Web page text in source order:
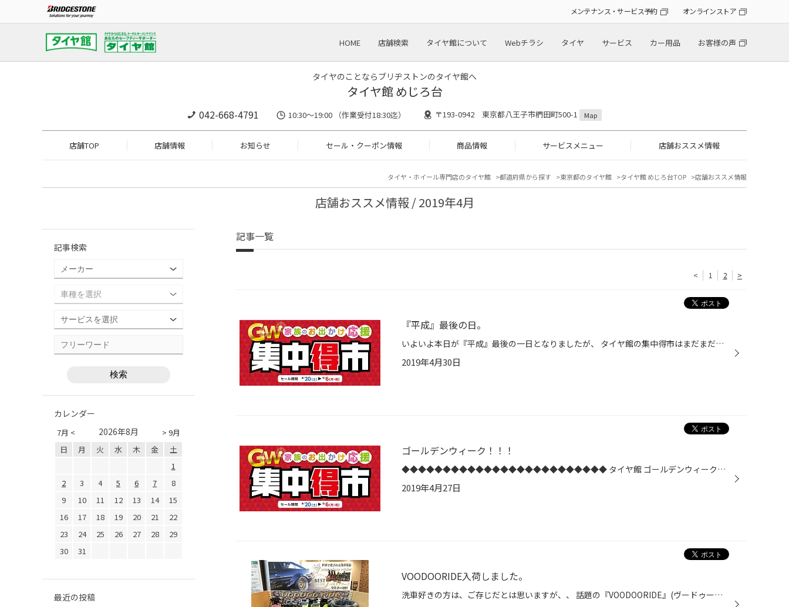
メンテナンス・サービス予約 オンラインストア
HOME 店舗検索 タイヤ館について Webチラシ タイヤ サービス カー用品 お客様の声
タイヤのことならブリヂストンのタイヤ館へ
タイヤ館 めじろ台
042-668-4791 10:30～19:00 （作業受付18:30迄） 〒193-0942 東京都八王子市椚田町500-1 Map
店舗TOP 店舗情報 お知らせ セール・クーポン情報 商品情報 サービスメニュー 店舗おススメ情報
タイヤ・ホイール専門店のタイヤ館 都道府県から探す 東京都のタイヤ館 タイヤ館 めじろ台TOP 店舗おススメ情報
店舗おススメ情報 / 2019年4月
記事一覧
< 1 2 >
『平成』最後の日。
いよいよ本日が『平成』最後の一日となりましたが、 タイヤ館の集中得市はまだまだ続きます。。。 ◆◆◆◆◆◆◆◆◆◆◆◆◆◆◆◆◆◆◆◆◆◆◆◆◆ タイヤ館 ゴールデンウィーク春の『集中得市』 セール期間：4月20日(土)～5月6日(月)◆◆◆◆◆◆◆◆◆◆◆◆◆◆◆◆◆◆◆◆◆◆◆◆◆ 本日からゴールデンウィーク！今年のゴールデンウ...
2019年4月30日
ゴールデンウィーク！！！
◆◆◆◆◆◆◆◆◆◆◆◆◆◆◆◆◆◆◆◆◆◆◆◆◆ タイヤ館 ゴールデンウィーク春の『集中得市』 セール期間：4月20日(土)～5月6日(月)◆◆◆◆◆◆◆◆◆◆◆◆◆◆◆◆◆◆◆◆◆◆◆◆◆ 本日からゴールデンウィーク！今年のゴールデンウィークは１０日間のお休みを取られる方も多く、お車でお出掛けされる場面も多いと思いますので、お...
2019年4月27日
VOODOORIDE入荷しました。
洗車好きの方は、ご存じだとは思いますが、、 話題の『VOODOORIDE』(ヴードゥーライド)が 入荷しました。 当店のスタッフは愛好者が多く、熱望の声があり 店舗でも販売を開始いたしました。 おすすめの商品は、「DETAILER」(ディテイラー)です。 こちらの商品は、軽い汚れの除去とコーティング保護...
記事検索
カレンダー
7月 < > 9月
2026年8月
日 月 火 水 木 金
土
1
2
3 4 5 6 7
8
9
10 11 12 13 14
15
16
17 18 19 20 21
22
23
24 25 26 27 28
29
30
31
最近の投稿